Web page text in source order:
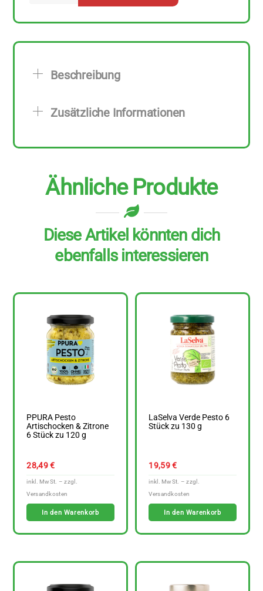
Stück
Beschreibung
Zusätzliche Informationen
Ähnliche Produkte
Diese Artikel könnten dich
ebenfalls interessieren
PPURA Pesto
Artischocken & Zitrone
6 Stück zu 120 g
28,49€
In den Warenkorb
LaSelva Verde Pesto 6
Stück zu 130 g
19,59€
In den Warenkorb